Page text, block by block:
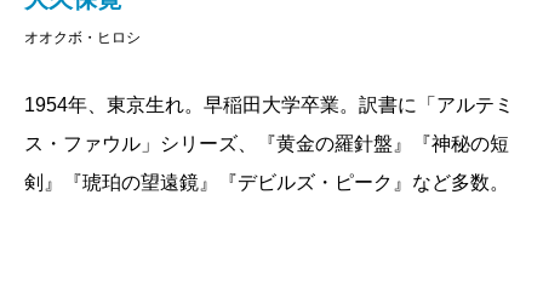
ト」と銘打たれている。その第一作となる『美しき野
生』をいちはやく読んだ。
目次を見るだけでこれほど心躍る物語があるだろう
オオクボ・ヒロシ
1954年、東京生れ。早稲田大学卒業。訳書に「アルテミ
ス・ファウル」シリーズ、『黄金の羅針盤』『神秘の短
剣』『琥珀の望遠鏡』『デビルズ・ピーク』など多数。